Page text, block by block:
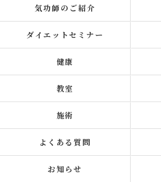
気功師のご紹介
ダイエットセミナー
健康
教室
施術
よくある質問
お知らせ